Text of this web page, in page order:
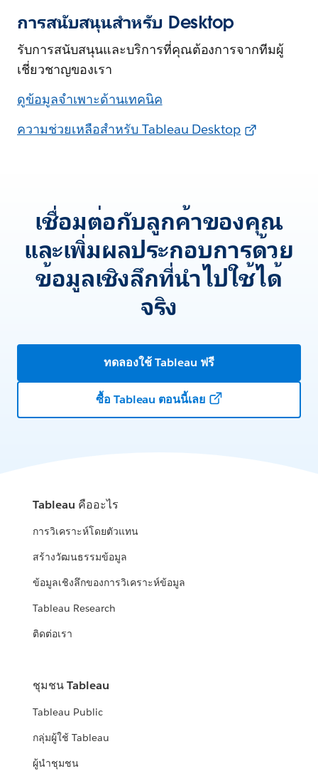
การสนับสนุนสำหรับ Desktop
รับการสนับสนุนและบริการที่คุณต้องการจากทีมผู้
เชี่ยวชาญของเรา
ดูข้อมูลจำเพาะด้านเทคนิค
ความช่วยเหลือสำหรับ Tableau Desktop
เชื่อมต่อกับลูกค้าของคุณ
และเพิ่มผลประกอบการด้วย
ข้อมูลเชิงลึกที่นำไปใช้ได้
จริง
ทดลองใช้ Tableau ฟรี
ซื้อ Tableau ตอนนี้เลย
Tableau คืออะไร
การวิเคราะห์โดยตัวแทน
สร้างวัฒนธรรมข้อมูล
ข้อมูลเชิงลึกของการวิเคราะห์ข้อมูล
Tableau Research
ติดต่อเรา
ชุมชน Tableau
Tableau Public
กลุ่มผู้ใช้ Tableau
ผู้นำชุมชน